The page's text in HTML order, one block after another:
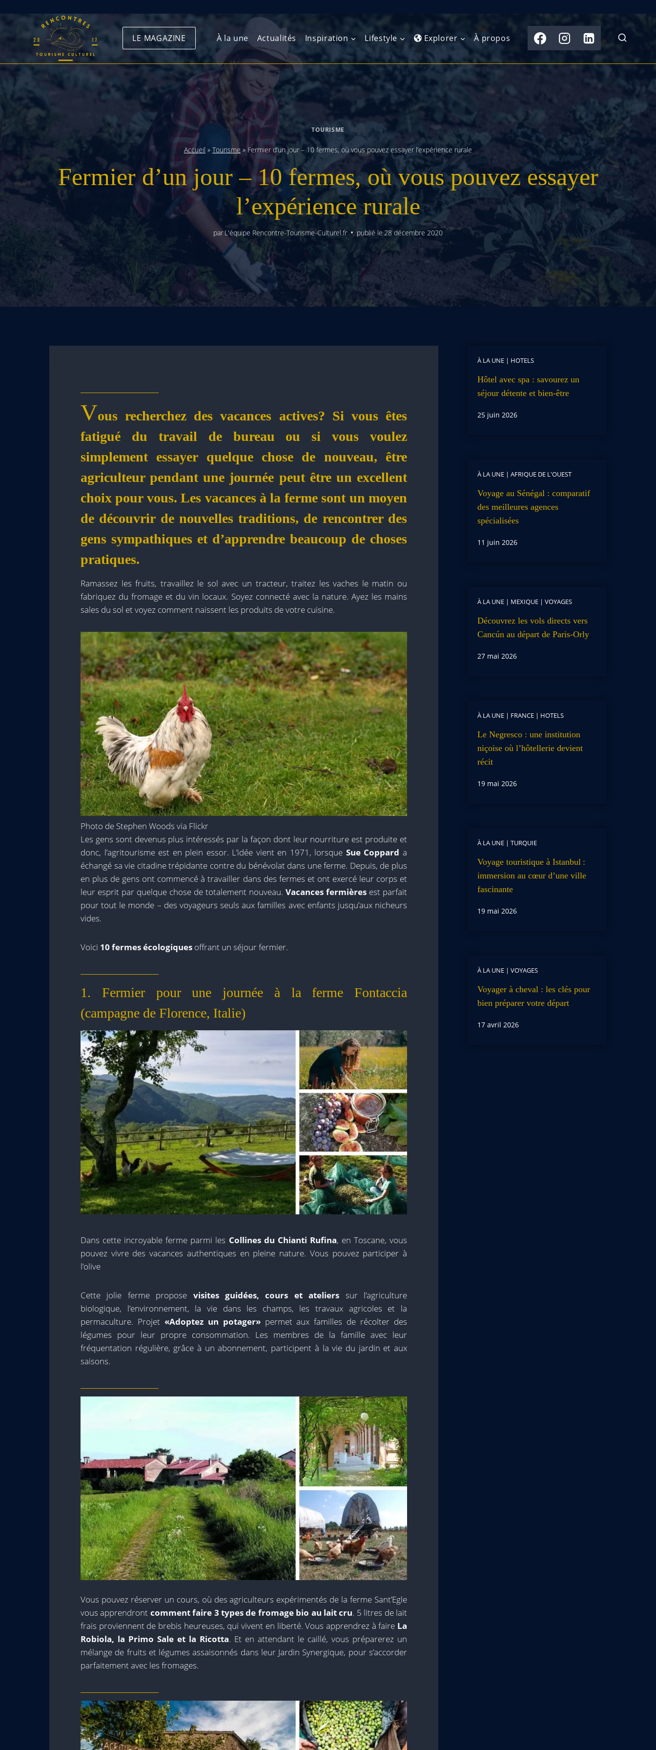
LE MAGAZINE À la une Actualités Inspiration Lifestyle Explorer
Europe de l’Ouest
Europe du Nord
Europe centrale
Europe de l’Est
Balkans
Amérique centrale
Antilles et Caraïbes
Amérique du Sud
(Maghreb)
Afrique de l’Ouest
Afrique de l’Est
Afrique australe
Asie centrale
Sous-continent
Extrême-Orient
Îles du Pacifique
À propos
TOURISME
Accueil » Tourisme»Fermier d’un jour – 10 fermes, où vous pouvez essayer l’expérience rurale
Fermier d’un jour – 10 fermes, où vous pouvez essayer
l’expérience rurale
parL'équipe Rencontre-Tourisme-Culturel.fr publié le 28 décembre 2020
Vous recherchez des vacances actives? Si vous êtes
fatigué du travail de bureau ou si vous voulez
simplement essayer quelque chose de nouveau, être
agriculteur pendant une journée peut être un excellent
choix pour vous. Les vacances à la ferme sont un moyen
de découvrir de nouvelles traditions, de rencontrer des
gens sympathiques et d’apprendre beaucoup de choses
pratiques.
Ramassez les fruits, travaillez le sol avec un tracteur, traitez les vaches le matin ou
fabriquez du fromage et du vin locaux. Soyez connecté avec la nature. Ayez les mains
sales du sol et voyez comment naissent les produits de votre cuisine.
Photo de Stephen Woods via Flickr
Les gens sont devenus plus intéressés par la façon dont leur nourriture est produite et
donc, l’agritourisme est en plein essor. L’idée vient en 1971, lorsque Sue Coppard a
échangé sa vie citadine trépidante contre du bénévolat dans une ferme. Depuis, de plus
en plus de gens ont commencé à travailler dans des fermes et ont exercé leur corps et
leur esprit par quelque chose de totalement nouveau. Vacances fermières est parfait
pour tout le monde – des voyageurs seuls aux familles avec enfants jusqu’aux nicheurs
vides.
Voici 10 fermes écologiques offrant un séjour fermier.
1. Fermier pour une journée à la ferme Fontaccia
(campagne de Florence, Italie)
Dans cette incroyable ferme parmi les Collines du Chianti Rufina, en Toscane, vous
pouvez vivre des vacances authentiques en pleine nature. Vous pouvez participer à
l’olive
Cette jolie ferme propose visites guidées, cours et ateliers sur l’agriculture
biologique, l’environnement, la vie dans les champs, les travaux agricoles et la
permaculture. Projet «Adoptez un potager»permet aux familles de récolter des
légumes pour leur propre consommation. Les membres de la famille avec leur
fréquentation régulière, grâce à un abonnement, participent à la vie du jardin et aux
saisons.
Vous pouvez réserver un cours, où des agriculteurs expérimentés de la ferme Sant’Egle
vous apprendront comment faire 3 types de fromage bio au lait cru. 5 litres de lait
frais proviennent de brebis heureuses, qui vivent en liberté. Vous apprendrez à faire La
Robiola, la Primo Sale et la Ricotta. Et en attendant le caillé, vous préparerez un
mélange de fruits et légumes assaisonnés dans leur Jardin Synergique, pour s’accorder
parfaitement avec les fromages.
À LA UNE| HOTELS
Hôtel avec spa : savourez un
séjour détente et bien-être
25 juin 2026
À LA UNE| AFRIQUE DE L'OUEST
Voyage au Sénégal : comparatif
des meilleures agences
spécialisées
11 juin 2026
À LA UNE| MEXIQUE| VOYAGES
Découvrez les vols directs vers
Cancún au départ de Paris-Orly
27 mai 2026
À LA UNE| FRANCE| HOTELS
Le Negresco : une institution
niçoise où l’hôtellerie devient
récit
19 mai 2026
À LA UNE| TURQUIE
Voyage touristique à Istanbul :
immersion au cœur d’une ville
fascinante
19 mai 2026
À LA UNE| VOYAGES
Voyager à cheval : les clés pour
bien préparer votre départ
17 avril 2026